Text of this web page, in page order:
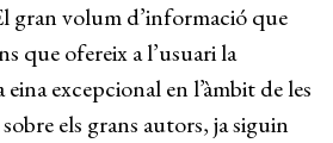
gran volum d’informació que
que ofereix a l’usuari la
excepcional en l’àmbit de les
els grans autors, ja siguin